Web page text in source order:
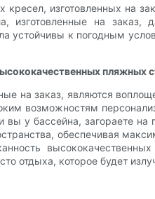
изготовленных на
изготовленные на
устойчивы к погодным
пляжных
на заказ, являются
возможностям
у бассейна, загораете
обеспечивая
отдыха, которое будет